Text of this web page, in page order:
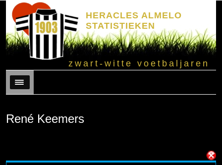
HERACLES ALMELO
STATISTIEKEN
zwart-witte voetbaljaren
Menu
René Keemers